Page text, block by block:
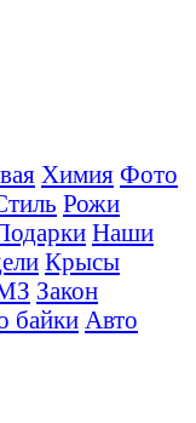
Химия Фото
Рожи
Наши
Крысы
Закон
байки Авто